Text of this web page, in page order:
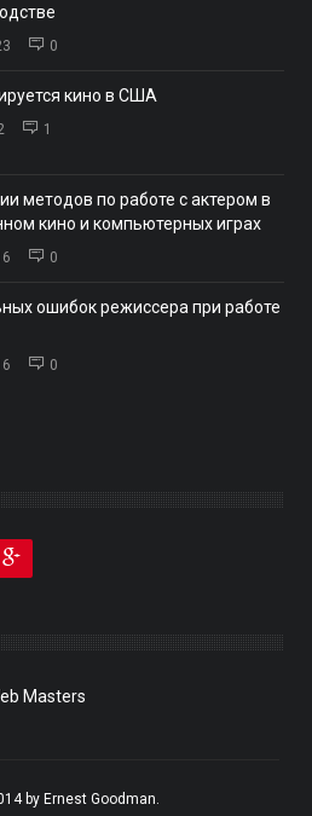
0
кино в США
1
методов по работе с актером в
кино и компьютерных играх
0
ошибок режиссера при работе
0
Masters
by Ernest Goodman.